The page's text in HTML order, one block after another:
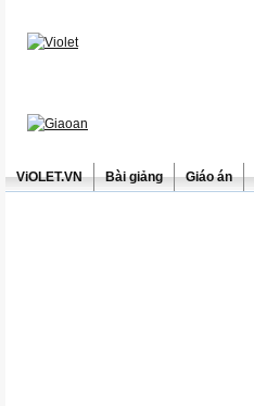
ViOLET.VN Bài giảng Giáo án